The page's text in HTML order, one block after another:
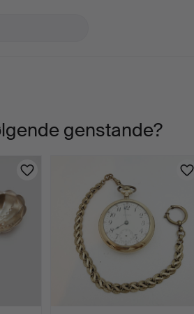
genstande?